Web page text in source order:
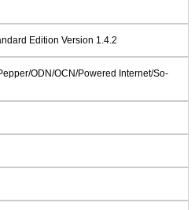
Edition Version 1.4.2
ODN/OCN/Powered Internet/So-